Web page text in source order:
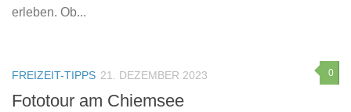
erleben. Ob...
0
FREIZEIT-TIPPS 21. DEZEMBER 2023
Fototour am Chiemsee